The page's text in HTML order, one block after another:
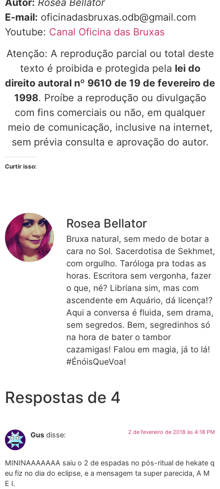
Autor: Rosea Bellator
E-mail: oficinadasbruxas.odb@gmail.com
Youtube: Canal Oficina das Bruxas
Atenção: A reprodução parcial ou total deste
texto é proibida e protegida pela lei do
direito autoral nº 9610 de 19 de fevereiro de
1998. Proíbe a reprodução ou divulgação
com fins comerciais ou não, em qualquer
meio de comunicação, inclusive na internet,
sem prévia consulta e aprovação do autor.
Curtir isso:
Rosea Bellator
Bruxa natural, sem medo de botar a
cara no Sol. Sacerdotisa de Sekhmet,
com orgulho. Taróloga pra todas as
horas. Escritora sem vergonha, fazer
o que, né? Libriana sim, mas com
ascendente em Aquário, dá licença!?
Aqui a conversa é fluida, sem drama,
sem segredos. Bem, segredinhos só
na hora de bater o tambor
cazamigas! Falou em magia, já to lá!
#ÉnóisQueVoa!
Respostas de 4
Gus disse: 2 de fevereiro de 2018 às 4:18 PM
MININAAAAAAA saiu o 2 de espadas no pós-ritual de hekate q
eu fiz no dia do eclipse, e a mensagem ta super parecida, A M
E I.